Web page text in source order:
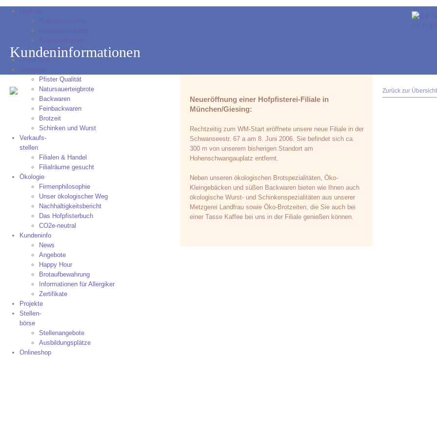
Firmenprofil
Pfister Qualität
Natursauerteigbrote
Backwaren
Feinbackwaren
Brotzeit
Schinken und Wurst
Verkaufs-
stellen
Filialen & Handel
Filialräume gesucht
Ökologie
Firmenphilosophie
Unser ökologischer Weg
Nachhaltigkeitsbericht
Das Hofpfisterbuch
CO2e-neutral
Kundeninfo
News
Angebote
Happy Hour
Brotaufbewahrung
Informationen für Allergiker
Zertifikate
Projekte
Stellen-
börse
Stellenangebote
Ausbildungsplätze
Onlineshop
Kundeninformationen
Neueröffnung einer Hofpfisterei-Filiale in
München/Giesing:
Rechtzeitig zum WM-Start eröffnete unsere neue Filiale in der
Schwanseestr. 67 a am 8. Juni 2006. Sie befindet sich ca.
300 m von unserem bisherigen Standort am
Hohenschwangauplatz entfernt.
Neben unseren ökologischen Brotspezialitäten, Öko-
Kleingebäcken und süßen Backwaren bieten wie Ihnen auch
ökologische Wurst- und Schinkenspezialitäten aus unserer
Metzgerei Landfrau sowie Öko-Brotzeiten, die Sie auch bei
einer Tasse Kaffee bei uns in der Filiale genießen können.
Zurück zur